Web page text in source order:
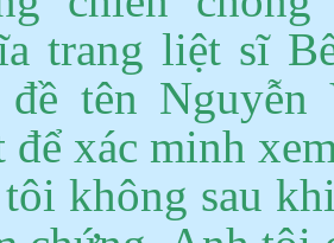
trang liệt sĩ
đề tên
để xác minh
tôi không sau